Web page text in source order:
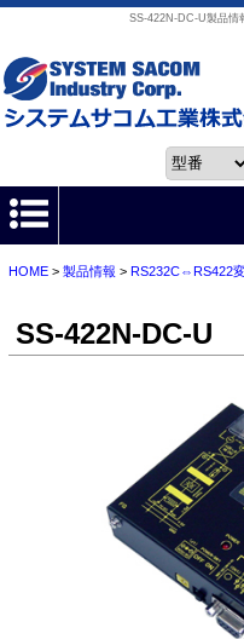
SS-422N-DC-U製品情
お
HOME> 製品情報 > RS232C⇔RS422
SS-422N-DC-U